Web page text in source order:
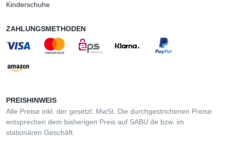
Kinderschuhe
ZAHLUNGSMETHODEN
PREISHINWEIS
Alle Preise inkl. der gesetzl. MwSt. Die durchgestrichenen Preise
entsprechen dem bisherigen Preis auf SABU.de bzw. im
stationären Geschäft.